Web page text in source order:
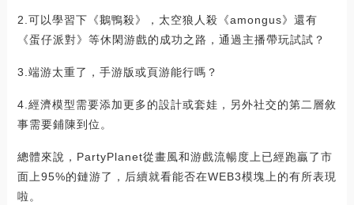
2.可以學習下《鵝鴨殺》，太空狼人殺《amongus》還有
《蛋仔派對》等休閑游戲的成功之路，通過主播帶玩試試？
3.端游太重了，手游版或頁游能行嗎？
4.經濟模型需要添加更多的設計或套娃，另外社交的第二層敘
事需要鋪陳到位。
總體來說，PartyPlanet從畫風和游戲流暢度上已經跑贏了市
面上95%的鏈游了，后續就看能否在WEB3模塊上的有所表現
啦。